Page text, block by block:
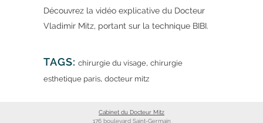
Découvrez la vidéo explicative du Docteur
Vladimir Mitz, portant sur la technique BIBI.
TAGS: chirurgie du visage, chirurgie
esthetique paris, docteur mitz
Cabinet du Docteur Mitz
176 boulevard Saint-Germain